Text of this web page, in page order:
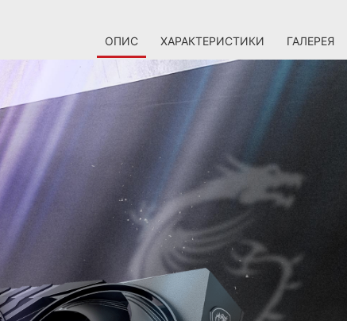
ОПИС ХАРАКТЕРИСТИКИ ГАЛЕРЕЯ